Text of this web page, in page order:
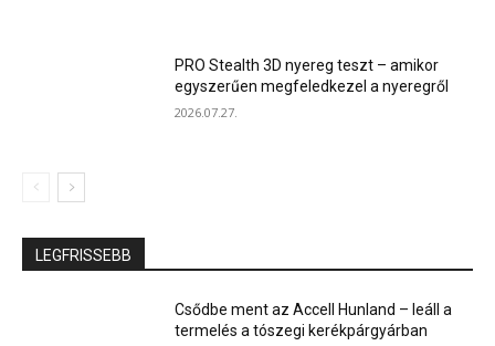
PRO Stealth 3D nyereg teszt – amikor
egyszerűen megfeledkezel a nyeregről
2026.07.27.
LEGFRISSEBB
Csődbe ment az Accell Hunland – leáll a
termelés a tószegi kerékpárgyárban